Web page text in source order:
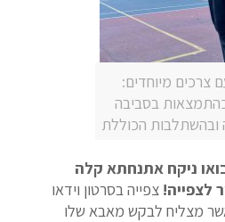
צרכים מיוחדים:
בסביבה
ובהשתלבות הכוללת
ניקח אתנחתא קלה
לצפייה! צפייה בסרטון וידאו
מצליח לבקש מאבא שלו